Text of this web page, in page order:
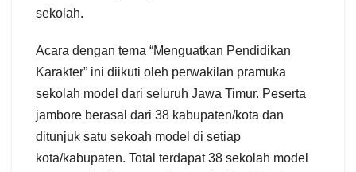
sekolah.
Acara dengan tema “Menguatkan Pendidikan
Karakter” ini diikuti oleh perwakilan pramuka
sekolah model dari seluruh Jawa Timur. Peserta
jambore berasal dari 38 kabupaten/kota dan
ditunjuk satu sekoah model di setiap
kota/kabupaten. Total terdapat 38 sekolah model